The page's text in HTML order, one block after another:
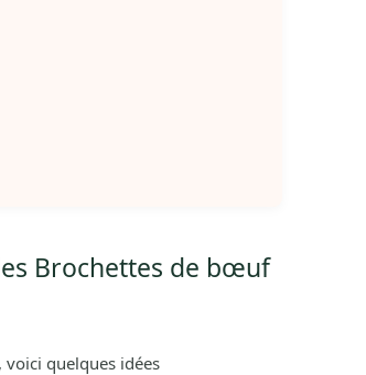
Brochettes de bœuf
voici quelques idées